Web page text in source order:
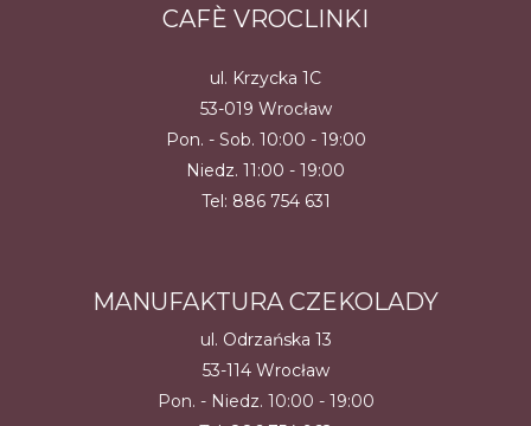
CAFÈ VROCLINKI
ul. Krzycka 1C
53-019 Wrocław
Pon. - Sob. 10:00 - 19:00
Niedz. 11:00 - 19:00
Tel: 886 754 631
MANUFAKTURA CZEKOLADY
ul. Odrzańska 13
53-114 Wrocław
Pon. - Niedz. 10:00 - 19:00